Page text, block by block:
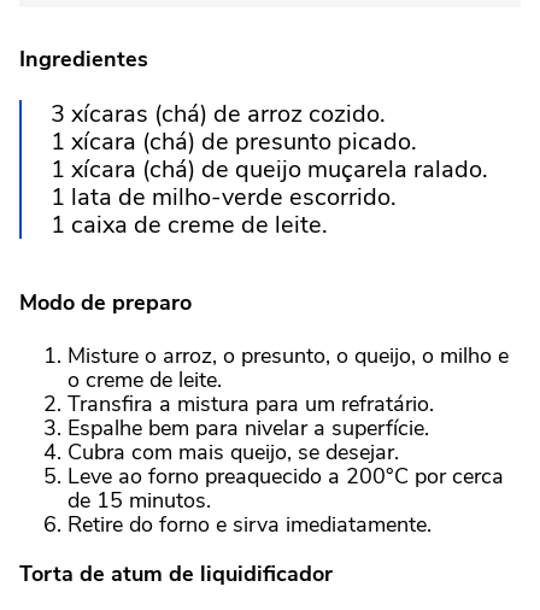
Ingredientes
3 xícaras (chá) de arroz cozido.
1 xícara (chá) de presunto picado.
1 xícara (chá) de queijo muçarela ralado.
1 lata de milho-verde escorrido.
1 caixa de creme de leite.
Modo de preparo
Misture o arroz, o presunto, o queijo, o milho e
o creme de leite.
Transfira a mistura para um refratário.
Espalhe bem para nivelar a superfície.
Cubra com mais queijo, se desejar.
Leve ao forno preaquecido a 200°C por cerca
de 15 minutos.
Retire do forno e sirva imediatamente.
Torta de atum de liquidificador